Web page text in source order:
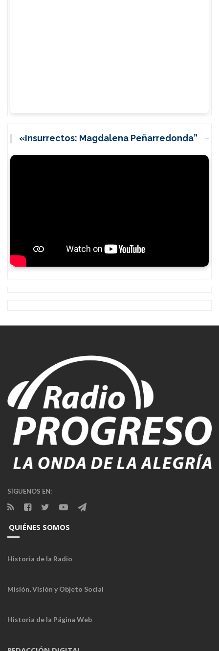
«Insurrectos: Magdalena Peñarredonda”
SÍGUENOS EN:
QUIÉNES SOMOS
Historia de la Radio
Misión, Visión y Objeto Social
Historia de la Página Web